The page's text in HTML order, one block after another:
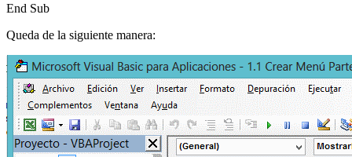
End Sub
Queda de la siguiente manera: